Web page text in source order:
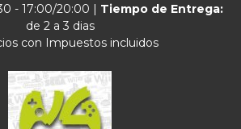
- 17:00/20:00 | Tiempo de Entrega:
de 2 a 3 dias
con Impuestos incluidos